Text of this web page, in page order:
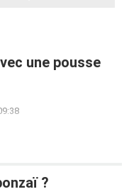
une pousse
?